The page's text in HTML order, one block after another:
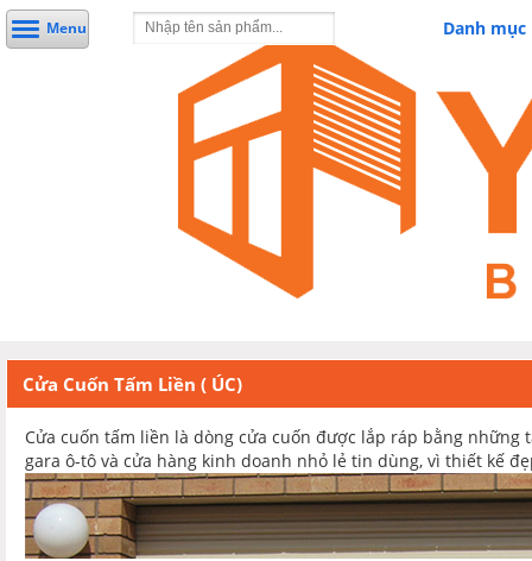
Danh mục
Menu
Cửa Cuốn Tấm Liền ( ÚC)
Cửa cuốn tấm liền là dòng cửa cuốn được lắp ráp bằng
gara ô-tô và cửa hàng kinh doanh nhỏ lẻ tin dùng, vì thiết kế